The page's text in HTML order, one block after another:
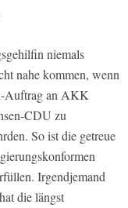
niemals
nahe kommen, wenn
Auftrag an AKK
CDU zu
So ist die getreue
Irgendjemand
die längst